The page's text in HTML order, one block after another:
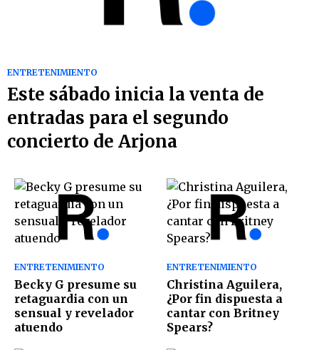
ENTRETENIMIENTO
Este sábado inicia la venta de
entradas para el segundo
concierto de Arjona
ENTRETENIMIENTO
Becky G presume su
retaguardia con un
sensual y revelador
atuendo
ENTRETENIMIENTO
Christina Aguilera,
¿Por fin dispuesta a
cantar con Britney
Spears?